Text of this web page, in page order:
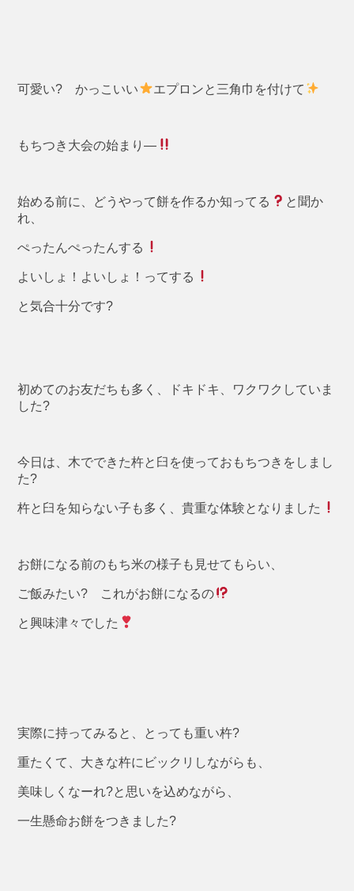
可愛い? かっこいい エプロンと三角巾を付けて
もちつき大会の始まり―
始める前に、どうやって餅を作るか知ってる
と聞か
れ、
ぺったんぺったんする
よいしょ！よいしょ！ってする
と気合十分です?
初めてのお友だちも多く、ドキドキ、ワクワクしていま
した?
今日は、木でできた杵と臼を使っておもちつきをしまし
た?
杵と臼を知らない子も多く、貴重な体験となりました
お餅になる前のもち米の様子も見せてもらい、
ご飯みたい? これがお餅になるの
と興味津々でした
実際に持ってみると、とっても重い杵?
重たくて、大きな杵にビックリしながらも、
美味しくなーれ?と思いを込めながら、
一生懸命お餅をつきました?